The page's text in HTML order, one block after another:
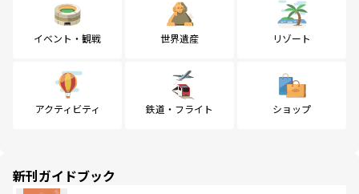
イベント・観戦 世界遺産 リゾート
アクティビティ 鉄道・フライト ショップ
新刊ガイドブック